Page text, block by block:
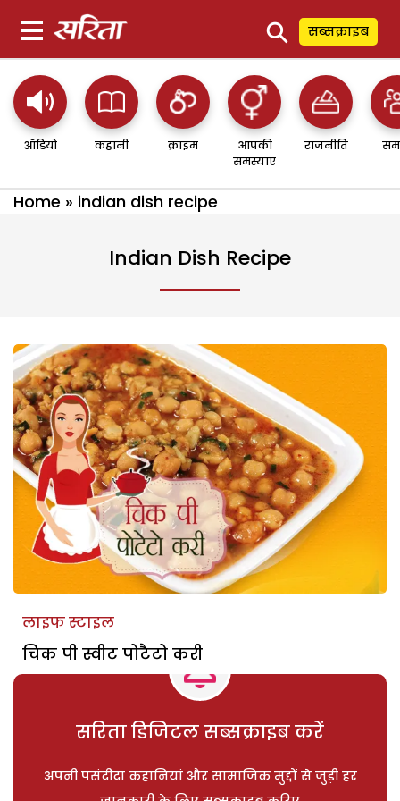
⚲ सब्सक्राइब
ऑडियो कहानी क्राइम
आपकी
समस्याएं
राजनीति
Home » indian dish recipe
Indian Dish Recipe
लाइफ स्टाइल
चिक पी स्वीट पोटैटो करी
सरिता डिजिटल सब्सक्राइब करें
अपनी पसंदीदा कहानियां और सामाजिक मुद्दों से जुड़ी हर